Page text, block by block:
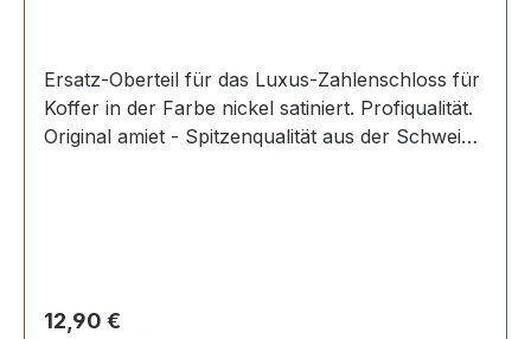
Ersatz-Oberteil für das Luxus-Zahlenschloss für
Koffer in der Farbe nickel satiniert. Profiqualität.
Original amiet - Spitzenqualität aus der Schweiz.
Regulärer Preis:
12,90 €